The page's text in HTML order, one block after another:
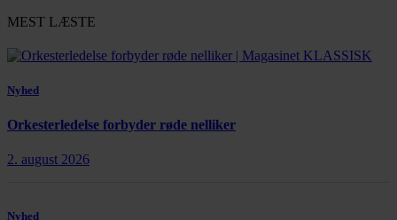
MEST LÆSTE
Nyhed
Orkesterledelse forbyder røde nelliker
2. august 2026
Nyhed